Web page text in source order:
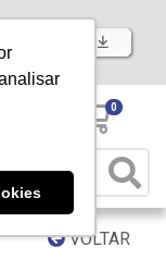
já nosso APP
0
VOLTAR